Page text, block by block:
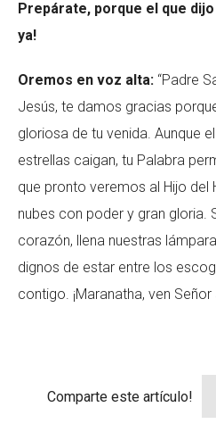
Prepárate, porque el que
ya!
Oremos en voz alta: “Padre
Jesús, te damos gracias
gloriosa de tu venida. Aunque
estrellas caigan, tu Palabra
que pronto veremos al Hijo del
nubes con poder y gran gloria.
corazón, llena nuestras
dignos de estar entre los
contigo. ¡Maranatha, ven Señor
Comparte este artículo!